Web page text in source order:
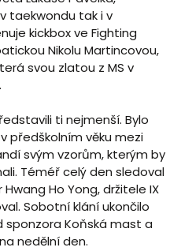
taekwondu tak i v
kickbox ve Fighting
Nikolu Martincovou,
svou zlatou z MS v
ti nejmenší. Bylo
předškolním věku mezi
svým vzorům, kterým by
Téméř celý den sledoval
Ho Yong, držitele IX
Sobotní klání ukončilo
Koňská mast a
nedělní den.